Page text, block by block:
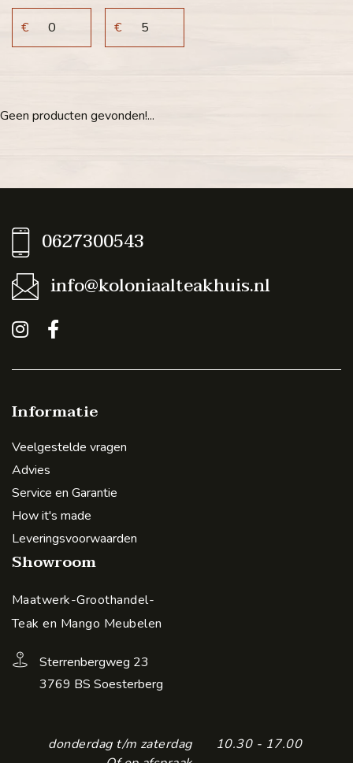
€ €
Geen producten gevonden!...
0627300543
info@koloniaalteakhuis.nl
Informatie
Veelgestelde vragen
Advies
Service en Garantie
How it's made
Leveringsvoorwaarden
Showroom
Maatwerk-Groothandel-
Teak en Mango Meubelen
Sterrenbergweg 23
3769 BS Soesterberg
donderdag t/m zaterdag
10.30 - 17.00